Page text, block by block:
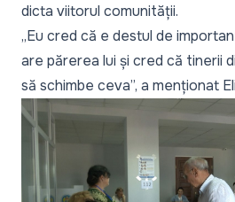
dicta viitorul comunității.
„Eu cred că e destul de
are părerea lui și cred că tinerii
să schimbe ceva”, a menționat